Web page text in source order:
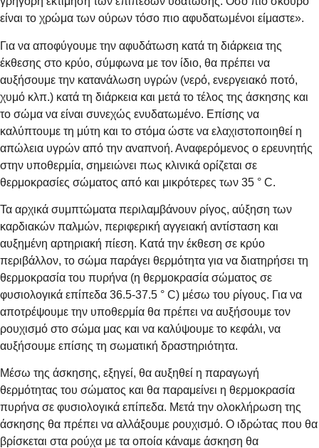
είναι το χρώμα των ούρων τόσο πιο αφυδατωμένοι είμαστε».
Για να αποφύγουμε την αφυδάτωση κατά τη διάρκεια της
έκθεσης στο κρύο, σύμφωνα με τον ίδιο, θα πρέπει να
αυξήσουμε την κατανάλωση υγρών (νερό, ενεργειακό ποτό,
χυμό κλπ.) κατά τη διάρκεια και μετά το τέλος της άσκησης και
το σώμα να είναι συνεχώς ενυδατωμένο. Επίσης να
καλύπτουμε τη μύτη και το στόμα ώστε να ελαχιστοποιηθεί η
απώλεια υγρών από την αναπνοή. Αναφερόμενος ο ερευνητής
στην υποθερμία, σημειώνει πως κλινικά ορίζεται σε
θερμοκρασίες σώματος από και μικρότερες των 35 ° C.
Τα αρχικά συμπτώματα περιλαμβάνουν ρίγος, αύξηση των
καρδιακών παλμών, περιφερική αγγειακή αντίσταση και
αυξημένη αρτηριακή πίεση. Κατά την έκθεση σε κρύο
περιβάλλον, το σώμα παράγει θερμότητα για να διατηρήσει τη
θερμοκρασία του πυρήνα (η θερμοκρασία σώματος σε
φυσιολογικά επίπεδα 36.5-37.5 ° C) μέσω του ρίγους. Για να
αποτρέψουμε την υποθερμία θα πρέπει να αυξήσουμε τον
ρουχισμό στο σώμα μας και να καλύψουμε το κεφάλι, να
αυξήσουμε επίσης τη σωματική δραστηριότητα.
Μέσω της άσκησης, εξηγεί, θα αυξηθεί η παραγωγή
θερμότητας του σώματος και θα παραμείνει η θερμοκρασία
πυρήνα σε φυσιολογικά επίπεδα. Μετά την ολοκλήρωση της
άσκησης θα πρέπει να αλλάξουμε ρουχισμό. Ο ιδρώτας που θα
βρίσκεται στα ρούχα με τα οποία κάναμε άσκηση θα